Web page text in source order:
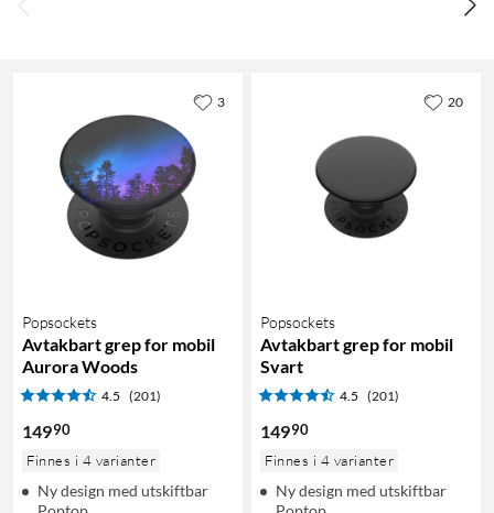
Popsockets
Avtakbart grep for mobil
Aurora Woods
4.5 (201)
14990
Finnes i 4 varianter
Ny design med utskiftbar
3
Popsockets
Avtakbart grep for mobil
Svart
4.5 (201)
14990
Finnes i 4 varianter
Ny design med utskiftbar
20